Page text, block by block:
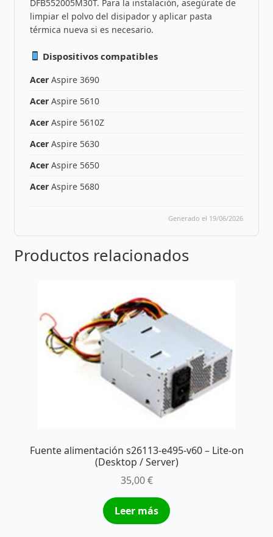
DFB552005M30T. Para la instalación, asegúrate de
limpiar el polvo del disipador y aplicar pasta
térmica nueva si es necesario.
Dispositivos compatibles
Acer Aspire 3690
Acer Aspire 5610
Acer Aspire 5610Z
Acer Aspire 5630
Acer Aspire 5650
Acer Aspire 5680
Generado el 19/06/2026
Productos relacionados
Fuente alimentación s26113-e495-v60 – Lite-on
(Desktop / Server)
35,00€
Leer más